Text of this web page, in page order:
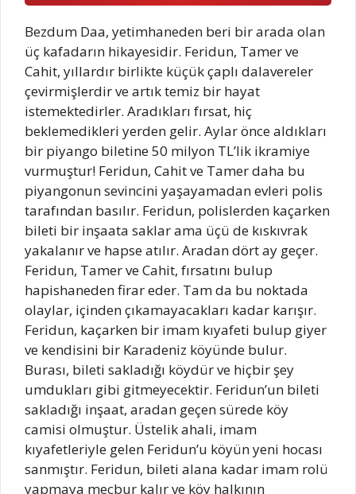
Bezdum Daa, yetimhaneden beri bir arada olan
üç kafadarın hikayesidir. Feridun, Tamer ve
Cahit, yıllardır birlikte küçük çaplı dalavereler
çevirmişlerdir ve artık temiz bir hayat
istemektedirler. Aradıkları fırsat, hiç
beklemedikleri yerden gelir. Aylar önce aldıkları
bir piyango biletine 50 milyon TL’lik ikramiye
vurmuştur! Feridun, Cahit ve Tamer daha bu
piyangonun sevincini yaşayamadan evleri polis
tarafından basılır. Feridun, polislerden kaçarken
bileti bir inşaata saklar ama üçü de kıskıvrak
yakalanır ve hapse atılır. Aradan dört ay geçer.
Feridun, Tamer ve Cahit, fırsatını bulup
hapishaneden firar eder. Tam da bu noktada
olaylar, içinden çıkamayacakları kadar karışır.
Feridun, kaçarken bir imam kıyafeti bulup giyer
ve kendisini bir Karadeniz köyünde bulur.
Burası, bileti sakladığı köydür ve hiçbir şey
umdukları gibi gitmeyecektir. Feridun’un bileti
sakladığı inşaat, aradan geçen sürede köy
camisi olmuştur. Üstelik ahali, imam
kıyafetleriyle gelen Feridun’u köyün yeni hocası
sanmıştır. Feridun, bileti alana kadar imam rolü
yapmaya mecbur kalır ve köy halkının